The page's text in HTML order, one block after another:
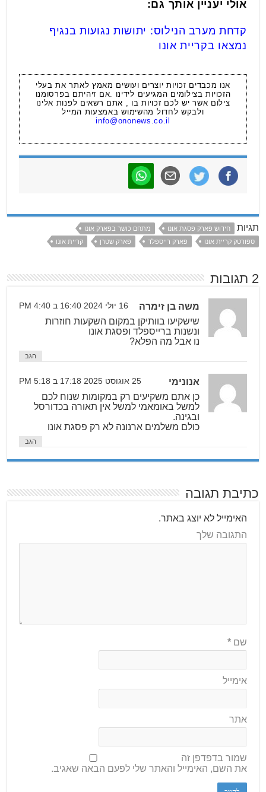
אולי יעניין אותך גם:
קדחת מערב הנילוס: יתושות נגועות בנגיף
נמצאו בקריית אונו
אנו מכבדים זכויות יוצרים ועושים מאמץ לאתר את בעלי
הזכויות בצילומים המגיעים לידינו .אם זיהיתם בפרסומנו
צילום אשר יש לכם זכויות בו , אתם רשאים לפנות אלינו
ולבקש לחדול מהשימוש באמצעות המייל
info@ononews.co.il
תגיות חידוש פארק פסגת אונו
מתחם כושר בפארק אונו
ספורטק קריית אונו
פארק רייספלד פארק שטרן קריית אונו
2 תגובות
משה בן זימרה 16 יולי 2024 16:40 ב 4:40 PM
שישקיעו בוותיקן במקום השקעות חוזרות
ונשנות ברייספלד ופסגת אונו
נו אבל מה הפלא?
הגב
אנונימי 25 אוגוסט 2025 17:18 ב 5:18 PM
כן אתם משקיעים רק במקומות שנוח לכם
למשל באומאמי למשל אין תאורה בכדורסל
ובגינה.
כולם משלמים ארנונה לא רק פסגת אונו
הגב
כתיבת תגובה
האימייל לא יוצג באתר.
התגובה שלך
שם*
אימייל
אתר
שמור בדפדפן זה
את השם, האימייל והאתר שלי לפעם הבאה שאגיב.